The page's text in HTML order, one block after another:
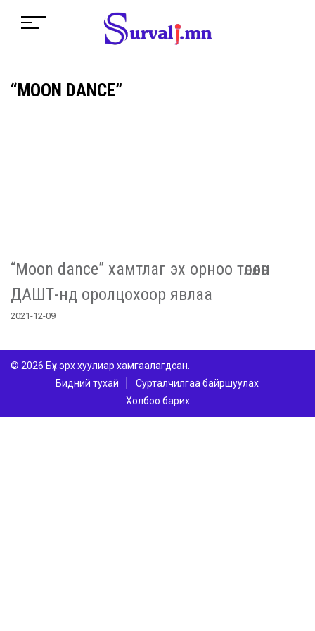
“MOON DANCE”
“Moon dance” хамтлаг эх орноо төлөөлөн
ДАШТ-нд оролцохоор явлаа
2021-12-09
© 2026 Бүх эрх хуулиар хамгаалагдсан.
Бидний тухай
Сурталчилгаа байршуулах
Холбоо барих